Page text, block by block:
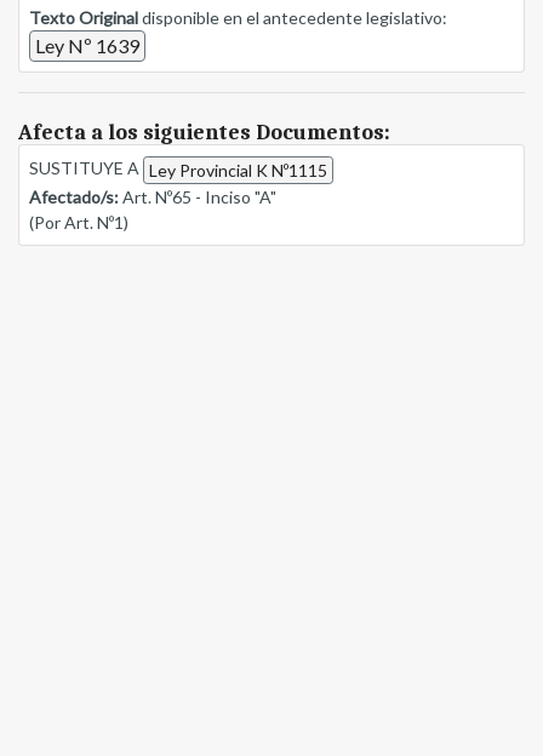
Texto Originaldisponible en el antecedente legislativo:
Ley Nº 1639
Afecta a los siguientes Documentos:
SUSTITUYE A Ley Provincial K Nº1115
Afectado/s:Art. Nº65 - Inciso "A"
(Por Art. Nº1)